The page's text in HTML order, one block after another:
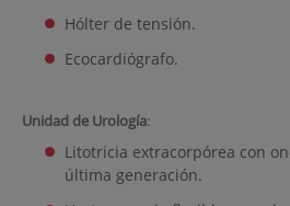
Hólter de tensión.
Ecocardiógrafo.
Unidad de Urología:
Litotricia extracorpórea con
última generación.